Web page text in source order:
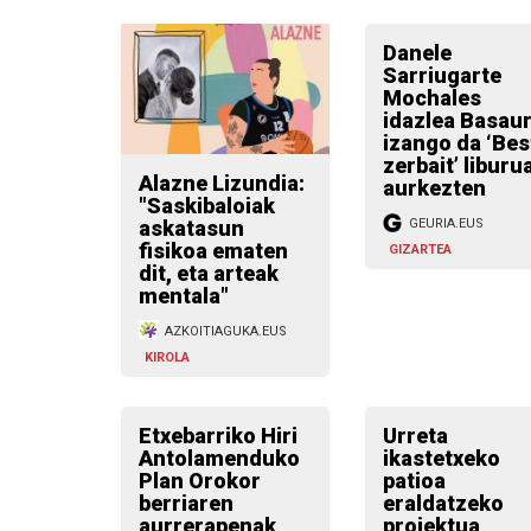
Alazne Lizundia:
"Saskibaloiak
askatasun
fisikoa ematen
dit, eta arteak
mentala"
AZKOITIAGUKA.EUS
KIROLA
Danele
Sarriugarte
Mochales
idazlea
izango da
zerbait’
aurkezten
GEURIA.EUS
GIZARTEA
Etxebarriko Hiri
Antolamenduko
Plan Orokor
berriaren
aurrerapenak
Urreta
ikastetxeko
patioa
eraldatzeko
proiektua